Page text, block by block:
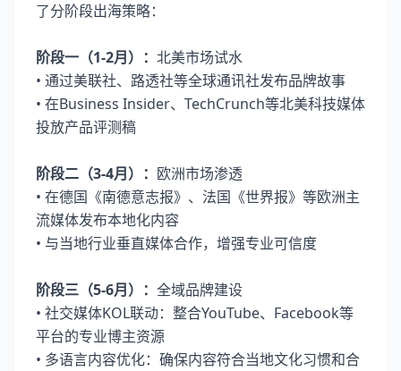
了分阶段出海策略：
阶段一（1-2月）： 北美市场试水
• 通过美联社、路透社等全球通讯社发布品牌故事
• 在Business Insider、TechCrunch等北美科技媒体
投放产品评测稿
阶段二（3-4月）： 欧洲市场渗透
• 在德国《南德意志报》、法国《世界报》等欧洲主
流媒体发布本地化内容
• 与当地行业垂直媒体合作，增强专业可信度
阶段三（5-6月）： 全域品牌建设
• 社交媒体KOL联动：整合YouTube、Facebook等
平台的专业博主资源
• 多语言内容优化：确保内容符合当地文化习惯和合